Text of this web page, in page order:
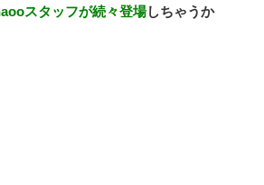
スタッフが続々登場しちゃうか